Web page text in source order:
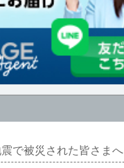
で被災された皆さまへ